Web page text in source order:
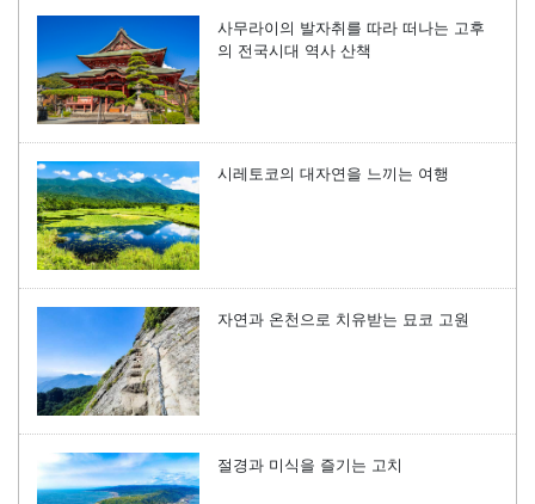
사무라이의 발자취를 따라 떠나는 고후
의 전국시대 역사 산책
시레토코의 대자연을 느끼는 여행
자연과 온천으로 치유받는 묘코 고원
절경과 미식을 즐기는 고치